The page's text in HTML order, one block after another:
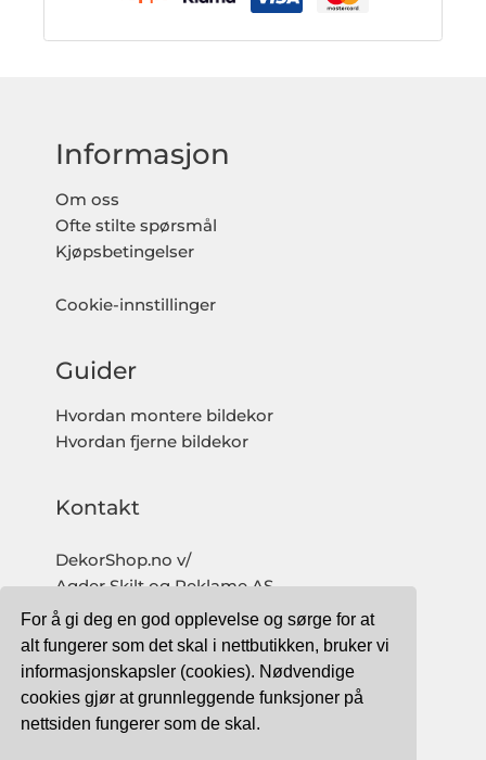
For å gi deg en god opplevelse og sørge for at
alt fungerer som det skal i nettbutikken, bruker vi
informasjonskapsler (cookies). Nødvendige
cookies gjør at grunnleggende funksjoner på
nettsiden fungerer som de skal.
Informasjon
Om oss
Ofte stilte spørsmål
Kjøpsbetingelser
Cookie-innstillinger
Guider
Hvordan montere bildekor
Hvordan fjerne bildekor
Kontakt
DekorShop.no v/
Agder Skilt og Reklame AS
Org. nr: 997 633 016 MVA
salg@dekorshop.no
Tlf: 959 32 123
09.00 - 16.00